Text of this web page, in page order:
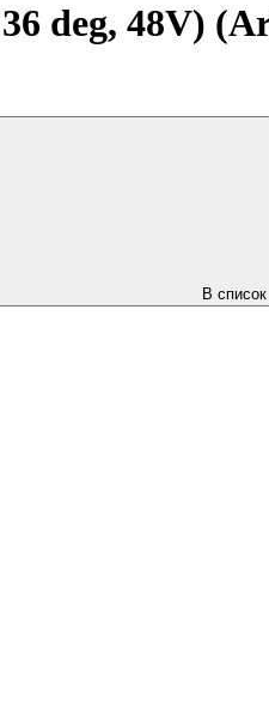
deg, 48V)
В список